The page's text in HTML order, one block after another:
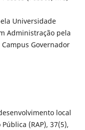
Universidade
Administração pela
Governador
local
(RAP), 37(5),